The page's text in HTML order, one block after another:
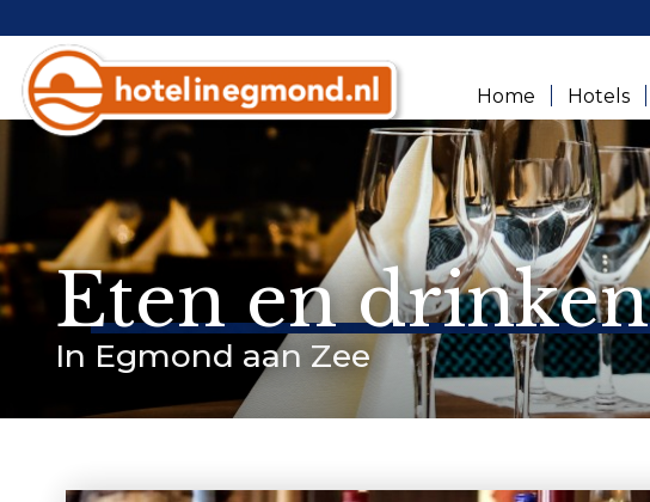
Home Hotels
Eten en drinken
In Egmond aan Zee